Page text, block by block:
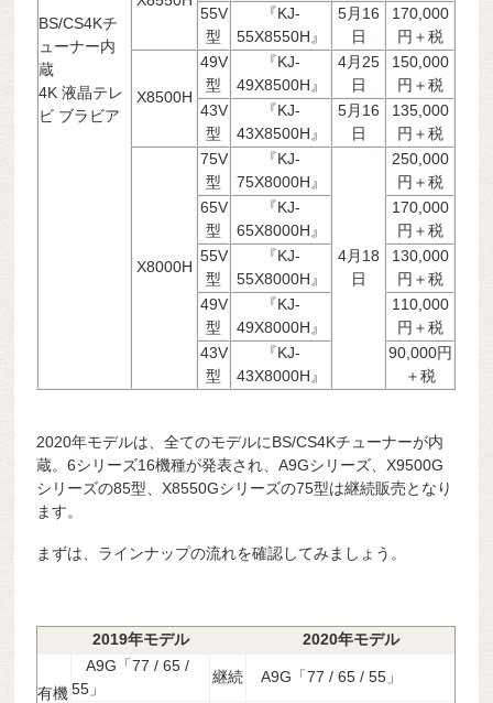
BS/CS4Kチ
ューナー内
蔵
4K 液晶テレ
ビ ブラビア
55V
型
『KJ-
55X8550H』
5月16
日
170,000
円＋税
X8500H
49V
型
『KJ-
49X8500H』
4月25
日
150,000
円＋税
43V
型
『KJ-
43X8500H』
5月16
日
135,000
円＋税
X8000H
75V
型
『KJ-
75X8000H』
4月18
日
250,000
円＋税
65V
型
『KJ-
65X8000H』
170,000
円＋税
55V
型
『KJ-
55X8000H』
130,000
円＋税
49V
型
『KJ-
49X8000H』
110,000
円＋税
43V
型
『KJ-
43X8000H』
90,000円
＋税
2020年モデルは、全てのモデルにBS/CS4Kチューナーが内
蔵。6シリーズ16機種が発表され、A9Gシリーズ、X9500G
シリーズの85型、X8550Gシリーズの75型は継続販売となり
ます。
まずは、ラインナップの流れを確認してみましょう。
2019年モデル 2020年モデル
有機
A9G「77 / 65 /
55」
継続 A9G「77 / 65 / 55」